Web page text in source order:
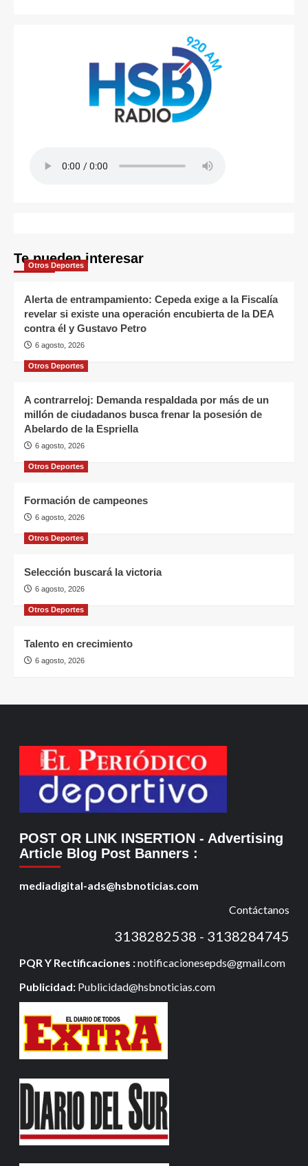
Te pueden interesar
Otros Deportes
Alerta de entrampamiento: Cepeda exige a la Fiscalía
revelar si existe una operación encubierta de la DEA
contra él y Gustavo Petro
6 agosto, 2026
Otros Deportes
A contrarreloj: Demanda respaldada por más de un
millón de ciudadanos busca frenar la posesión de
Abelardo de la Espriella
6 agosto, 2026
Otros Deportes
Formación de campeones
6 agosto, 2026
Otros Deportes
Selección buscará la victoria
6 agosto, 2026
Otros Deportes
Talento en crecimiento
6 agosto, 2026
POST OR LINK INSERTION - Advertising
Article Blog Post Banners :
mediadigital-ads@hsbnoticias.com
Contáctanos
3138282538 - 3138284745
PQR Y Rectificaciones :notificacionesepds@gmail.com
Publicidad: Publicidad@hsbnoticias.com